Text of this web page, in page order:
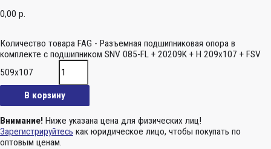
0,00 р.
Количество товара FAG - Разъемная подшипниковая опора в
комплекте с подшипником SNV 085-FL + 20209K + H 209x107 + FSV
509x107
В корзину
Внимание! Ниже указана цена для физических лиц!
Зарегистрируйтесь как юридическое лицо, чтобы покупать по
оптовым ценам.